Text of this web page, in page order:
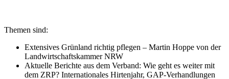
Themen sind:
Extensives Grünland richtig pflegen – Martin Hoppe von der
Landwirtschaftskammer NRW
Aktuelle Berichte aus dem Verband: Wie geht es weiter mit
dem ZRP? Internationales Hirtenjahr, GAP-Verhandlungen